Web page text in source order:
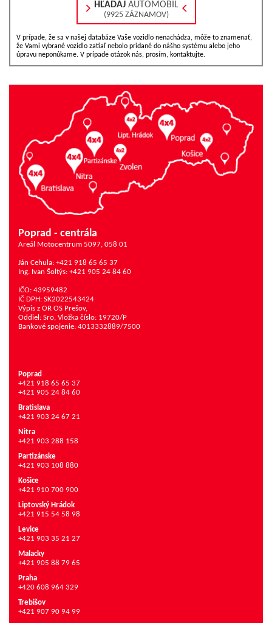
HĽADAJAUTOMOBIL
(9925 ZÁZNAMOV)
V prípade, že sa v našej databáze Vaše vozidlo nenachádza, môže to znamenať,
že Vami vybrané vozidlo zatiaľ nebolo pridané do nášho systému alebo jeho
úpravu neponúkame. V prípade otázok nás, prosím, kontaktujte.
Poprad - centrála
Areál Motocentrum 5097, 058 01
Ján Cehula: +421 918 65 65 37
Ing. Ivan Šoltýs: +421 905 24 84 60
IČO: 43959482
IČ DPH: SK2022543424
Výpis z OR OS Prešov,
Oddiel: Sro, Vložka číslo: 19720/P
Bankové spojenie: 4013332889/7500
Poprad
+421 918 65 65 37
+421 905 24 84 60
Bratislava
+421 903 24 67 21
Nitra
+421 903 288 158
Partizánske
+421 903 108 880
Košice
+421 910 700 900
Liptovský Hrádok
+421 915 54 58 98
Levice
+421 903 35 21 27
Malacky
+421 905 88 79 65
Praha
+420 608 964 329
Trebišov
+421 907 90 94 99